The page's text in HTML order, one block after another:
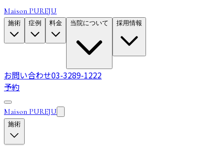
Maison PUREJU
施術 症例 料金 当院について 採用情報
お問い合わせ03-3289-1222
予約
Maison PUREJU
施術